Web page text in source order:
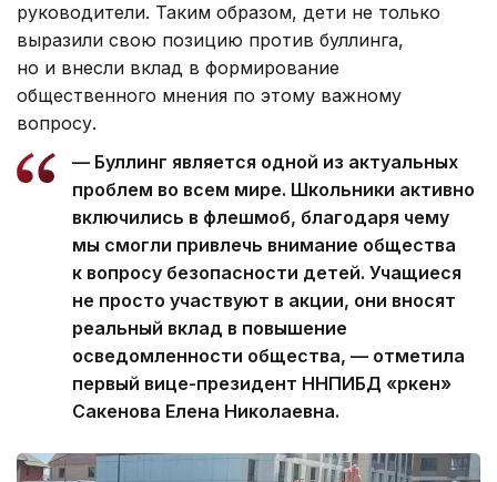
руководители. Таким образом, дети не только
выразили свою позицию против буллинга,
но и внесли вклад в формирование
общественного мнения по этому важному
вопросу.
— Буллинг является одной из актуальных
проблем во всем мире. Школьники активно
включились в флешмоб, благодаря чему
мы смогли привлечь внимание общества
к вопросу безопасности детей. Учащиеся
не просто участвуют в акции, они вносят
реальный вклад в повышение
осведомленности общества, — отметила
первый вице-президент ННПИБД «Өркен»
Сакенова Елена Николаевна.